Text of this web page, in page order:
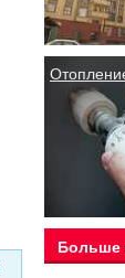
Больше